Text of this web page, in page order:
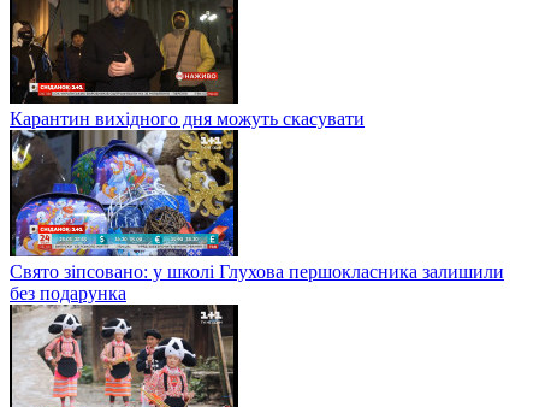
Карантин вихідного дня можуть скасувати
Свято зіпсовано: у школі Глухова першокласника залишили
без подарунка